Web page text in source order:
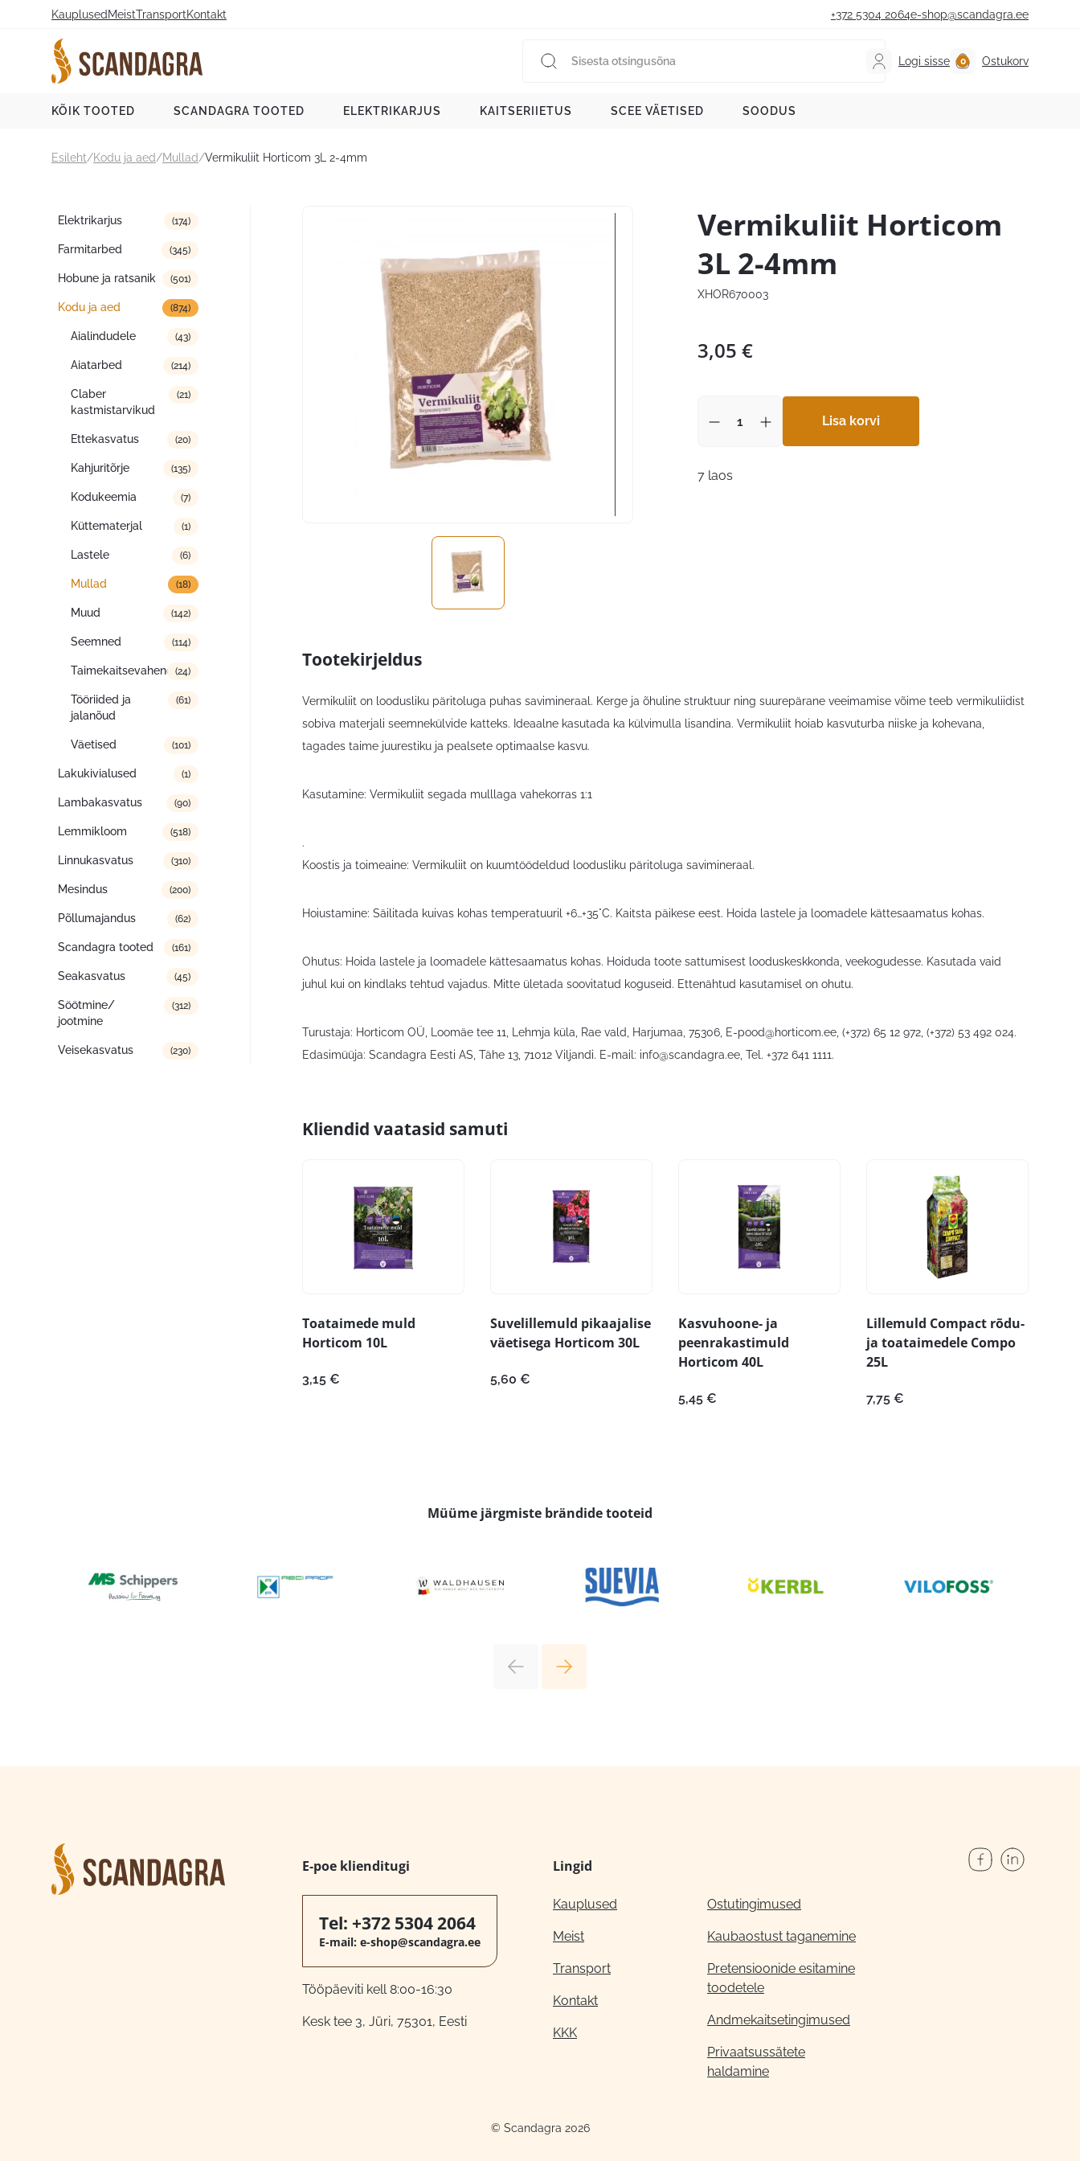
Kauplused MeistTransportKontakt +372 5304 2064e-shop@scandagra.ee
Logi sisse Ostukorv
KÕIK TOOTED SCANDAGRA TOOTED ELEKTRIKARJUS KAITSERIIETUS SCEE VÄETISED SOODUS
Esileht/Kodu ja aed/Mullad/Vermikuliit Horticom 3L 2-4mm
Tootekategooriad
Elektrikarjus (174)
Farmitarbed (345)
Hobune ja ratsanik (501)
Kodu ja aed (874)
Aialindudele (43)
Aiatarbed (214)
Claber
kastmistarvikud
(21)
Ettekasvatus (20)
Kahjuritõrje (135)
Kodukeemia (7)
Küttematerjal (1)
Lastele (6)
Mullad (18)
Muud (142)
Seemned (114)
Taimekaitsevahendid(24)
Tööriided ja
jalanõud
(61)
Väetised (101)
Lakukivialused (1)
Lambakasvatus (90)
Lemmikloom (518)
Linnukasvatus (310)
Mesindus (200)
Põllumajandus (62)
Scandagra tooted (161)
Seakasvatus (45)
Söötmine/
jootmine
(312)
Veisekasvatus (230)
Vermikuliit Horticom
3L 2-4mm
XHOR670003
3,05 €
Lisa korvi
7 laos
Tootekirjeldus
Vermikuliit on loodusliku päritoluga puhas savimineraal. Kerge ja õhuline struktuur ning suurepärane veeimamise võime teeb vermikuliidist
sobiva materjali seemnekülvide katteks. Ideaalne kasutada ka külvimulla lisandina. Vermikuliit hoiab kasvuturba niiske ja kohevana,
tagades taime juurestiku ja pealsete optimaalse kasvu.
Kasutamine: Vermikuliit segada mulllaga vahekorras 1:1
.
Koostis ja toimeaine: Vermikuliit on kuumtöödeldud loodusliku päritoluga savimineraal.
Hoiustamine: Säilitada kuivas kohas temperatuuril +6…+35°C. Kaitsta päikese eest. Hoida lastele ja loomadele kättesaamatus kohas.
Ohutus: Hoida lastele ja loomadele kättesaamatus kohas. Hoiduda toote sattumisest looduskeskkonda, veekogudesse. Kasutada vaid
juhul kui on kindlaks tehtud vajadus. Mitte ületada soovitatud koguseid. Ettenähtud kasutamisel on ohutu.
Turustaja: Horticom OÜ, Loomäe tee 11, Lehmja küla, Rae vald, Harjumaa, 75306, E-pood@horticom.ee , (+372) 65 12 972, (+372) 53 492 024.
Edasimüüja: Scandagra Eesti AS, Tähe 13, 71012 Viljandi. E-mail: info@scandagra.ee , Tel. +372 641 1111.
Kliendid vaatasid samuti
Toataimede muld
Horticom 10L
3,15 €
Suvelillemuld pikaajalise
väetisega Horticom 30L
5,60 €
Kasvuhoone- ja
peenrakastimuld
Horticom 40L
5,45 €
Lillemuld Compact rõdu-
ja toataimedele Compo
25L
7,75 €
Müüme järgmiste brändide tooteid
E-poe klienditugi
Tel: +372 5304 2064
E-mail: e-shop@scandagra.ee
Tööpäeviti kell 8:00-16:30
Kesk tee 3, Jüri, 75301, Eesti
Lingid
Kauplused
Meist
Transport
Kontakt
KKK
Ostutingimused
Kaubaostust taganemine
Pretensioonide esitamine
toodetele
Andmekaitsetingimused
Privaatsussätete
haldamine
© Scandagra 2026